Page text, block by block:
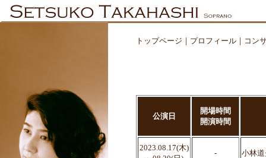
公演日
開場時間
開演時間
2023.08.17(木)
- 小林
トップページ ｜ プロフィール ｜ コン